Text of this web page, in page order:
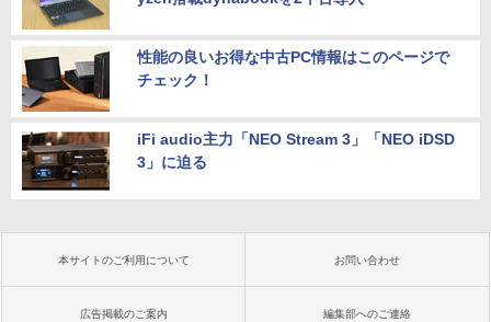
性能の良いお得な中古PC情報はこのページで
チェック！
iFi audio主力「NEO Stream 3」「NEO iDSD
3」に迫る
本サイトのご利用について お問い合わせ
広告掲載のご案内 編集部へのご連絡